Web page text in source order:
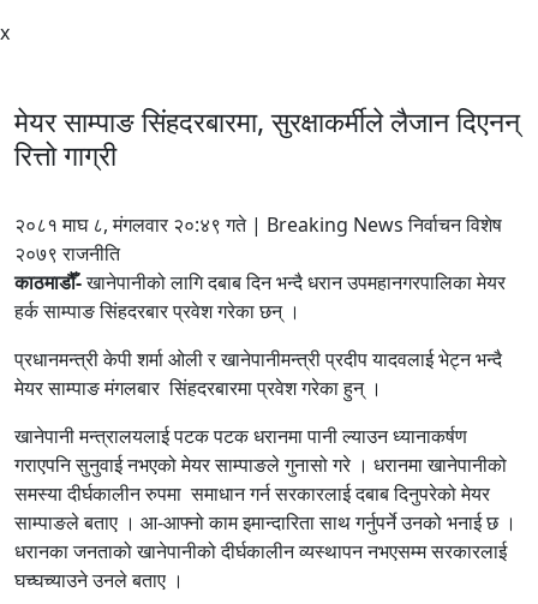
x
मेयर साम्पाङ सिंहदरबारमा, सुरक्षाकर्मीले लैजान दिएनन्
रित्तो गाग्री
२०८१ माघ ८, मंगलवार २०:४९ गते | Breaking News निर्वाचन विशेष
२०७९ राजनीति
काठमाडौँ-खानेपानीको लागि दबाब दिन भन्दै धरान उपमहानगरपालिका मेयर
हर्क साम्पाङ सिंहदरबार प्रवेश गरेका छन् ।
प्रधानमन्त्री केपी शर्मा ओली र खानेपानीमन्त्री प्रदीप यादवलाई भेट्न भन्दै
मेयर साम्पाङ मंगलबार सिंहदरबारमा प्रवेश गरेका हुन् ।
खानेपानी मन्त्रालयलाई पटक पटक धरानमा पानी ल्याउन ध्यानाकर्षण
गराएपनि सुनुवाई नभएको मेयर साम्पाङले गुनासो गरे । धरानमा खानेपानीको
समस्या दीर्घकालीन रुपमा समाधान गर्न सरकारलाई दबाब दिनुपरेको मेयर
साम्पाङले बताए । आ-आफ्नो काम इमान्दारिता साथ गर्नुपर्ने उनको भनाई छ ।
धरानका जनताको खानेपानीको दीर्घकालीन व्यस्थापन नभएसम्म सरकारलाई
घच्घच्याउने उनले बताए ।